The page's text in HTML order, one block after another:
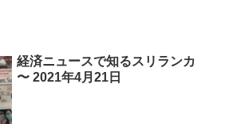
経済ニュースで知るスリランカ
〜 2021年4月21日